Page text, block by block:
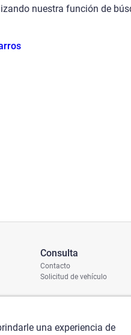
nuestra función de
Consulta
Contacto
Solicitud de vehículo
una experiencia de